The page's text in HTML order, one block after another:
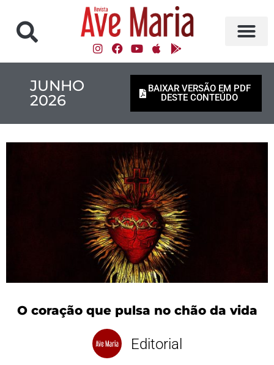
JUNHO
2026
BAIXAR VERSÃO EM PDF
DESTE CONTEÚDO
O coração que pulsa no chão da vida
Editorial